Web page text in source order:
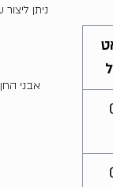
ניתן
אבני